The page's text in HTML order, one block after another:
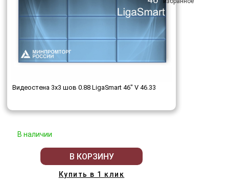
Видеостена 3x3 шов 0.88 LigaSmart 46" V 46.33
В наличии
В КОРЗИНУ
Купить в 1 клик